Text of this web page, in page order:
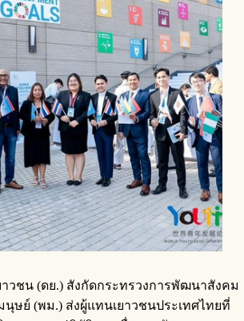
าวชน (ดย.) สังกัดกระทรวงการพัฒนาสังคม
ษย์ (พม.) ส่งผู้แทนเยาวชนประเทศไทยที่